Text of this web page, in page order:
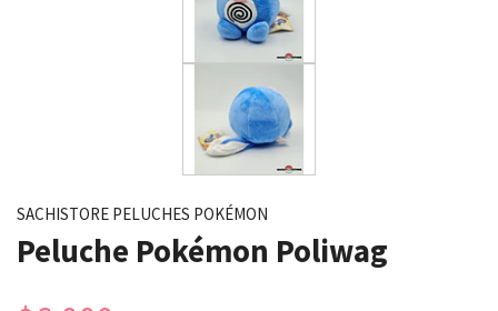
SACHISTORE PELUCHES POKÉMON
Peluche Pokémon Poliwag